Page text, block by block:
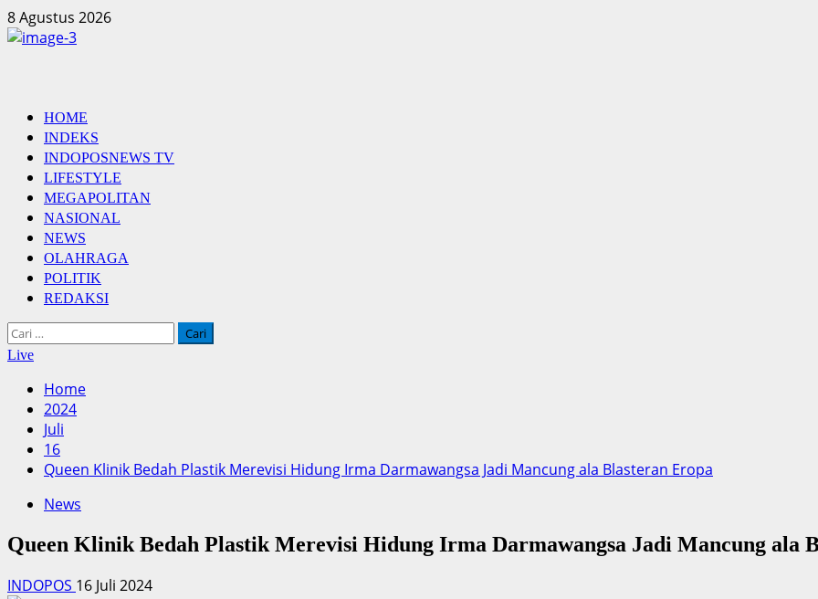
Skip
to
8 Agustus 2026
Primary
Menu
HOME
INDEKS
INDOPOSNEWS TV
LIFESTYLE
MEGAPOLITAN
NASIONAL
NEWS
OLAHRAGA
POLITIK
REDAKSI
Cari
untuk:
Live
Home
2024
Juli
16
Queen Klinik Bedah Plastik Merevisi Hidung Irma Darmawangsa Jadi Mancung ala Blasteran Eropa
News
Queen Klinik Bedah Plastik Merevisi Hidung Irma Darmawangsa Jadi Mancung ala
INDOPOS 16 Juli 2024